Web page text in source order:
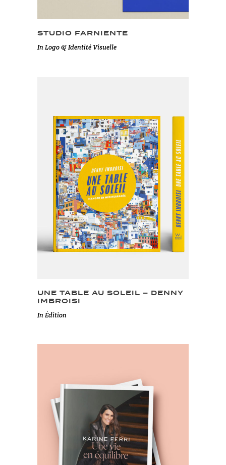
STUDIO FARNIENTE
In Logo & Identité Visuelle
UNE TABLE AU SOLEIL – DENNY
IMBROISI
In Édition